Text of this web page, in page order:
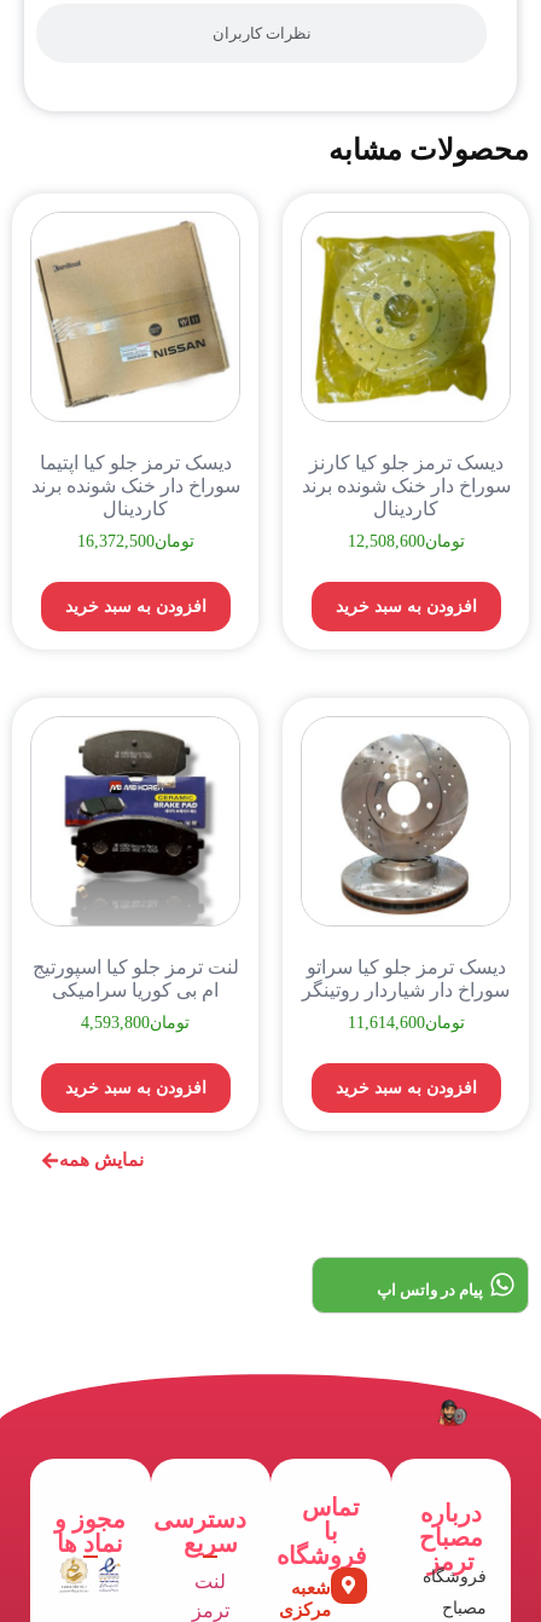
نظرات کاربران
نمایش همه
محصولات مشابه
دیسک ترمز جلو کیا کارنز
سوراخ دار خنک شونده برند
کاردینال
تومان12,508,600
افزودن به سبد خرید
دیسک ترمز جلو کیا اپتیما
سوراخ دار خنک شونده برند
کاردینال
تومان16,372,500
افزودن به سبد خرید
دیسک ترمز جلو کیا سراتو
سوراخ دار شیاردار روتینگر
تومان11,614,600
افزودن به سبد خرید
لنت ترمز جلو کیا اسپورتیج
ام بی کوریا سرامیکی
تومان4,593,800
افزودن به سبد خرید
پیام در واتس اپ
درباره
مصباح
ترمز
فروشگاه
مصباح
تماس
با
فروشگاه
شعبه
مرکزی
دسترسی
سریع
لنت
ترمز
مجوز و
نماد ها